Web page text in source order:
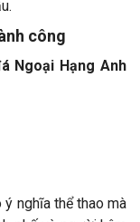
công
Ngoại Hạng Anh
nghĩa thể thao mà